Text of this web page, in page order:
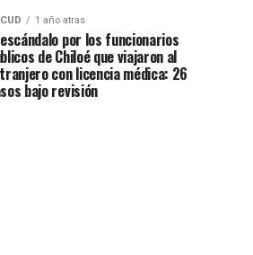
1 año atras
por los funcionarios
de Chiloé que viajaron al
con licencia médica: 26
bajo revisión